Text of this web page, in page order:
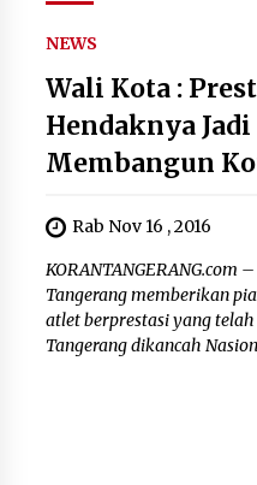
NEWS
Wali Kota :
Hendaknya
Membangun
Rab Nov 16 , 2016
KORANTANGERANG.com
Tangerang memberikan
atlet berprestasi yang
Tangerang dikancah